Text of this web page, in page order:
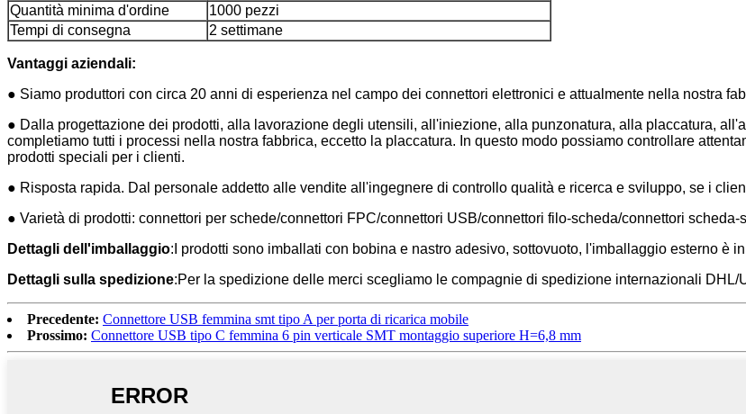
Quantità minima d'ordine
1000 pezzi
Tempi di consegna
2 settimane
Vantaggi aziendali:
● Siamo produttori con circa 20 anni di esperienza nel campo dei connettori elettronici e attualmente nella nostra
● Dalla progettazione dei prodotti, alla lavorazione degli utensili, all'iniezione, alla punzonatura, alla placcatura,
completiamo tutti i processi nella nostra fabbrica, eccetto la placcatura. In questo modo possiamo controllare
prodotti speciali per i clienti.
● Risposta rapida. Dal personale addetto alle vendite all'ingegnere di controllo qualità e ricerca e sviluppo, se i
● Varietà di prodotti: connettori per schede/connettori FPC/connettori USB/connettori filo-scheda/connettori
Dettagli dell'imballaggio:I prodotti sono imballati con bobina e nastro adesivo, sottovuoto, l'imballaggio esterno è
Dettagli sulla spedizione:Per la spedizione delle merci scegliamo le compagnie di spedizione internazionali DHL/
Precedente: Connettore USB femmina smt tipo A per porta di ricarica mobile
Prossimo: Connettore USB tipo C femmina 6 pin verticale SMT montaggio superiore H=6,8 mm